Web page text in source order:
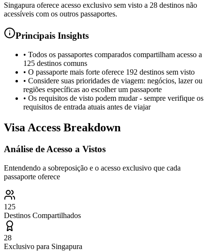
Singapura oferece acesso exclusivo sem visto a 28 destinos não
acessíveis com os outros passaportes.
Principais Insights
• Todos os passaportes comparados compartilham acesso a
125 destinos comuns
• O passaporte mais forte oferece 192 destinos sem visto
• Considere suas prioridades de viagem: negócios, lazer ou
regiões específicas ao escolher um passaporte
• Os requisitos de visto podem mudar - sempre verifique os
requisitos de entrada atuais antes de viajar
Visa Access Breakdown
Análise de Acesso a Vistos
Entendendo a sobreposição e o acesso exclusivo que cada
passaporte oferece
125
Destinos Compartilhados
28
Exclusivo para Singapura